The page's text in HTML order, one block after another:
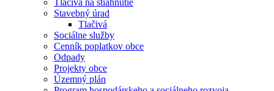
Tlačivá na stiahnutie
Stavebný úrad
Tlačivá
Sociálne služby
Cenník poplatkov obce
Odpady
Projekty obce
Územný plán